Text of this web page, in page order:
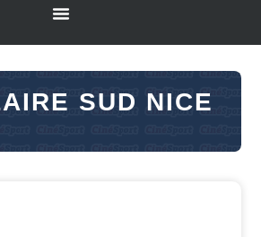
SUD NICE